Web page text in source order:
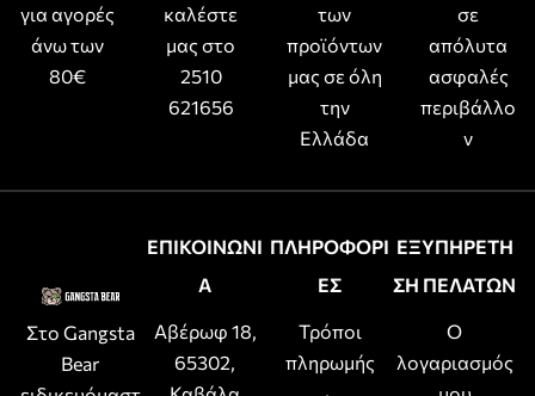
για αγορές
άνω των
80€
καλέστε
μας στο
2510
621656
των
προϊόντων
μας σε όλη
την
Ελλάδα
σε
απόλυτα
ασφαλές
περιβάλλο
ν
Στο Gangsta
Bear
ΕΠΙΚΟΙΝΩΝΙ
Α
Αβέρωφ 18,
65302,
ΠΛΗΡΟΦΟΡΙ
ΕΣ
Τρόποι
πληρωμής
ΕΞΥΠΗΡΕΤΗ
ΣΗ ΠΕΛΑΤΩΝ
Ο
λογαριασμός